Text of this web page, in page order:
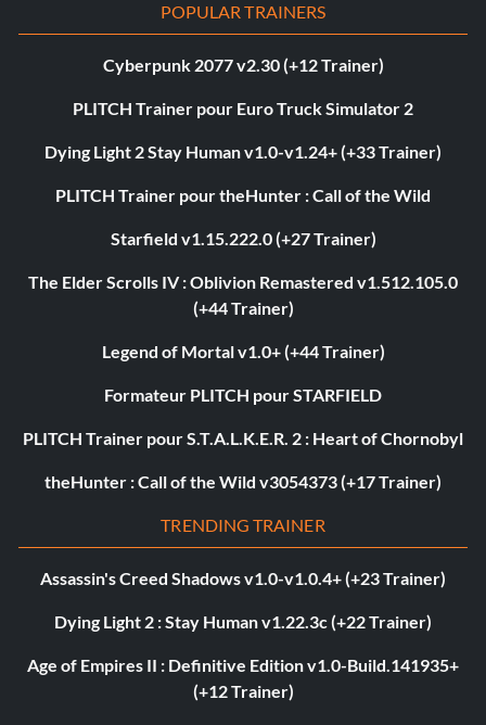
POPULAR TRAINERS
Cyberpunk 2077 v2.30 (+12 Trainer)
PLITCH Trainer pour Euro Truck Simulator 2
Dying Light 2 Stay Human v1.0-v1.24+ (+33 Trainer)
PLITCH Trainer pour theHunter : Call of the Wild
Starfield v1.15.222.0 (+27 Trainer)
The Elder Scrolls IV : Oblivion Remastered v1.512.105.0
(+44 Trainer)
Legend of Mortal v1.0+ (+44 Trainer)
Formateur PLITCH pour STARFIELD
PLITCH Trainer pour S.T.A.L.K.E.R. 2 : Heart of Chornobyl
theHunter : Call of the Wild v3054373 (+17 Trainer)
TRENDING TRAINER
Assassin's Creed Shadows v1.0-v1.0.4+ (+23 Trainer)
Dying Light 2 : Stay Human v1.22.3c (+22 Trainer)
Age of Empires II : Definitive Edition v1.0-Build.141935+
(+12 Trainer)